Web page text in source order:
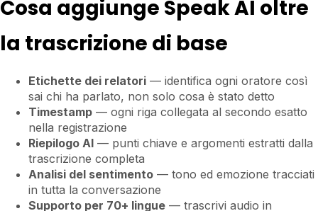
Cosa aggiunge Speak AI oltre
la trascrizione di base
Etichette dei relatori — identifica ogni oratore così
sai chi ha parlato, non solo cosa è stato detto
Timestamp — ogni riga collegata al secondo esatto
nella registrazione
Riepilogo AI — punti chiave e argomenti estratti dalla
trascrizione completa
Analisi del sentimento — tono ed emozione tracciati
in tutta la conversazione
Supporto per 70+ lingue — trascrivi audio in
العربية
עִבְרִית
Русский
Polski
Čeština